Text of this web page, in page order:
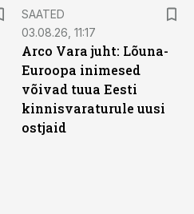
SAATED
03.08.26, 11:17
Arco Vara juht: Lõuna-
Euroopa inimesed
võivad tuua Eesti
kinnisvaraturule uusi
ostjaid